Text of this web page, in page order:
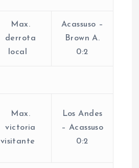
Max.
derrota
local
Acassuso –
Brown A.
0:2
Max.
victoria
visitante
Los Andes
– Acassuso
0:2